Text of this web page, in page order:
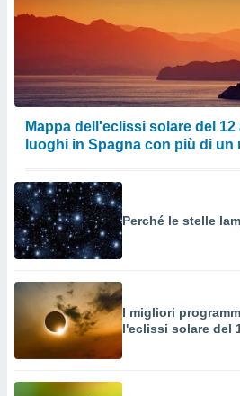
Mappa dell'eclissi solare del
luoghi in Spagna con più di
Perché le stelle
I migliori
l'eclissi solare del